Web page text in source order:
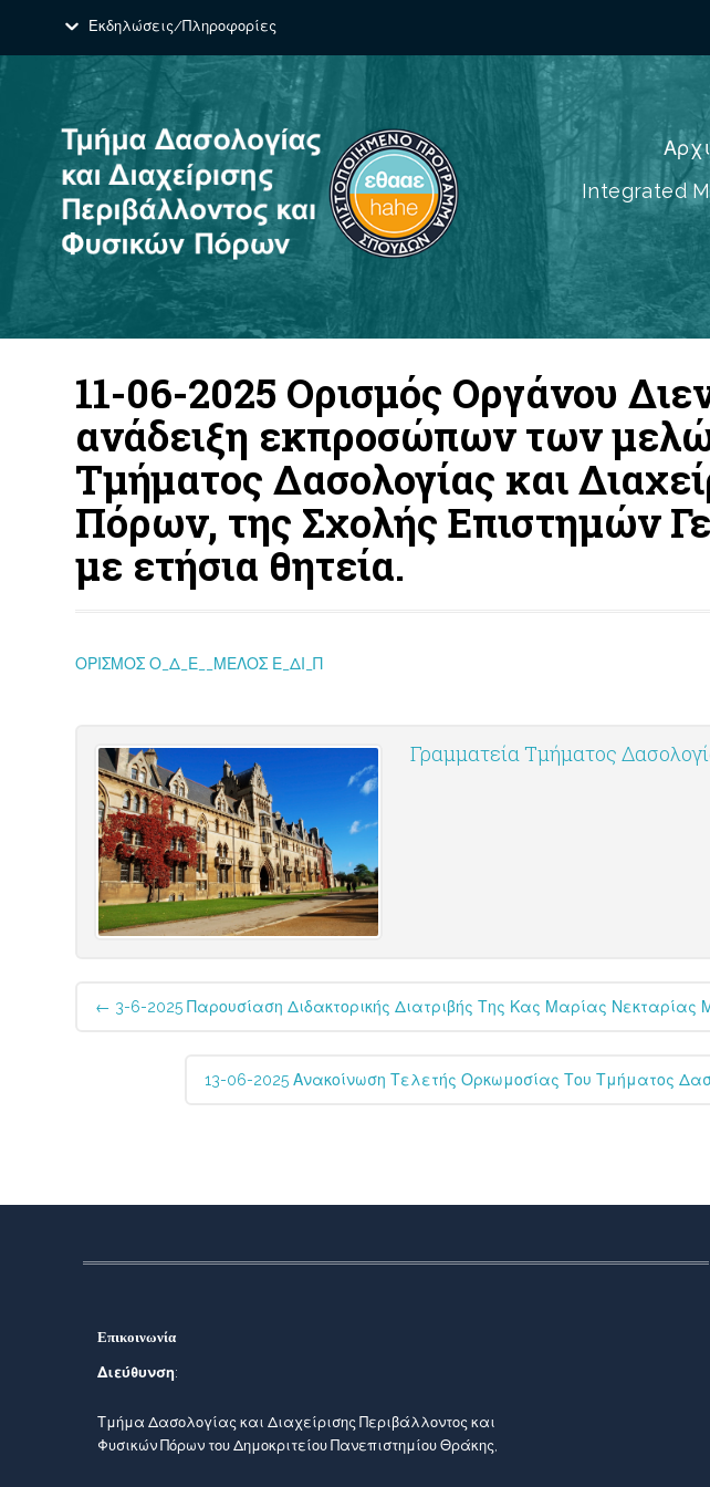
Εκδηλώσεις/Πληροφορίες
Integrated
11-06-2025 Ορισμός Οργάνου
ανάδειξη εκπροσώπων των
Τμήματος Δασολογίας και
Πόρων, της Σχολής Επιστημών
με ετήσια θητεία.
ΟΡΙΣΜΟΣ Ο_Δ_Ε__ΜΕΛΟΣ Ε_ΔΙ_Π
Γραμματεία Τμήματος
Post
navigation
← 3-6-2025 Παρουσίαση Διδακτορικής Διατριβής Της Κας Μαρίας Νεκταρίας
13-06-2025 Ανακοίνωση Τελετής Ορκωμοσίας Του Τμήματος
Επικοινωνία
Διεύθυνση:
Τμήμα Δασολογίας και Διαχείρισης Περιβάλλοντος και
Φυσικών Πόρων του Δημοκριτείου Πανεπιστημίου Θράκης,